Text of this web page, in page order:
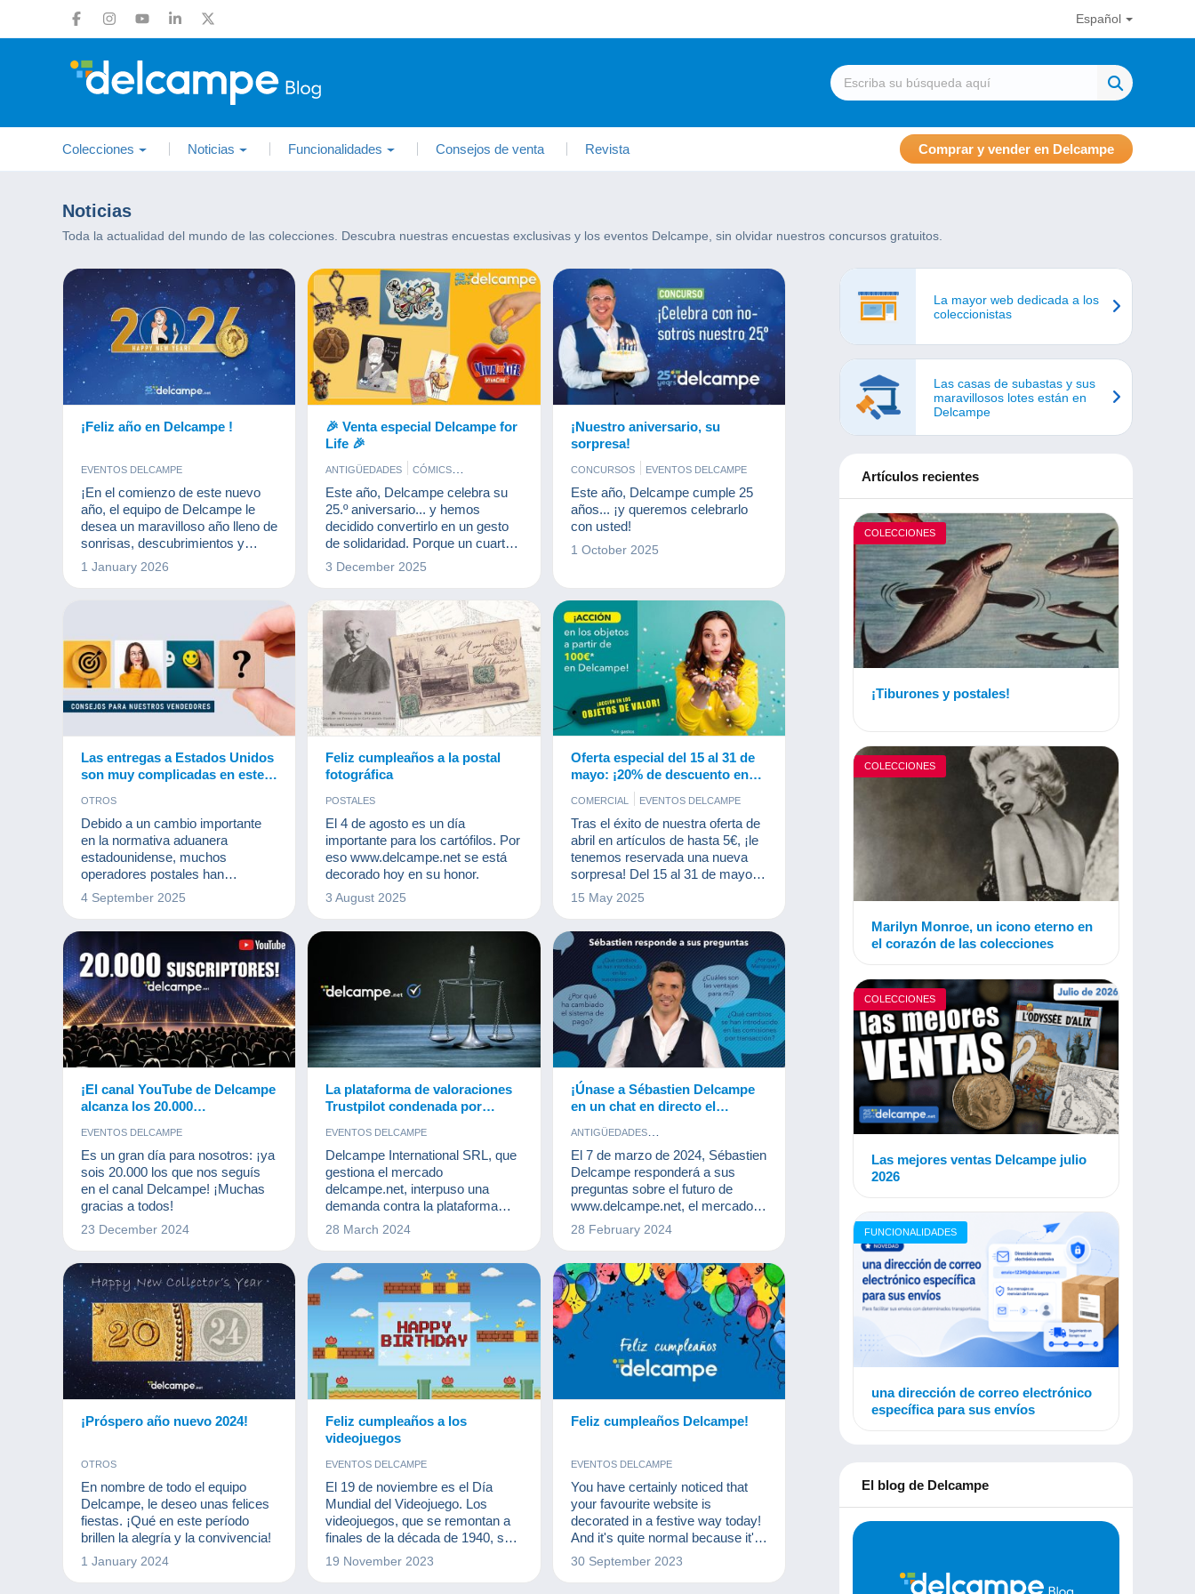
Español
Colecciones Noticias Funcionalidades Consejos de venta Revista Comprar y vender en Delcampe
Noticias
Toda la actualidad del mundo de las colecciones. Descubra nuestras encuestas exclusivas y los eventos Delcampe, sin olvidar nuestros concursos gratuitos.
¡Feliz año en Delcampe !
EVENTOS DELCAMPE
¡En el comienzo de este nuevo
año, el equipo de Delcampe le
desea un maravilloso año lleno de
sonrisas, descubrimientos y
colecciones!
1 January 2026
🎉 Venta especial Delcampe for
Life 🎉
ANTIGÜEDADES
CÓMICS
DOCUMENTOS ANTIGUOS
EVENTOS DELCAMPE
MONEDAS & BILLETES
POSTALES
PUBLICIDAD
SELLOS
Este año, Delcampe celebra su
25.º aniversario... y hemos
decidido convertirlo en un gesto
de solidaridad. Porque un cuarto
de siglo de aventura juntos
3 December 2025
¡Nuestro aniversario, su
sorpresa!
CONCURSOS EVENTOS DELCAMPE
Este año, Delcampe cumple 25
años... ¡y queremos celebrarlo
con usted!
1 October 2025
Las entregas a Estados Unidos
son muy complicadas en este
OTROS
Debido a un cambio importante
en la normativa aduanera
estadounidense, muchos
operadores postales han
suspendido o restringido
temporalmente los envíos de
4 September 2025
Feliz cumpleaños a la postal
fotográfica
POSTALES
El 4 de agosto es un día
importante para los cartófilos. Por
eso www.delcampe.net se está
decorado hoy en su honor.
3 August 2025
Oferta especial del 15 al 31 de
mayo: ¡20% de descuento en
los gastos de plataforma para
artículos a partir de 100€!
COMERCIAL EVENTOS DELCAMPE
Tras el éxito de nuestra oferta de
abril en artículos de hasta 5€, ¡le
tenemos reservada una nueva
sorpresa! Del 15 al 31 de mayo,
benefíciese de un 20% de
descuento en los gastos de
artículos a partir de 100€ (gastos
excluidos).
15 May 2025
¡El canal YouTube de Delcampe
alcanza los 20.000
EVENTOS DELCAMPE
Es un gran día para nosotros: ¡ya
sois 20.000 los que nos seguís
en el canal Delcampe! ¡Muchas
gracias a todos!
23 December 2024
La plataforma de valoraciones
Trustpilot condenada por
mercado delcampe.net
EVENTOS DELCAMPE
Delcampe International SRL, que
gestiona el mercado
delcampe.net, interpuso una
demanda contra la plataforma
Trustpilot, conocida por sus
Brabante Valón.
28 March 2024
¡Únase a Sébastien Delcampe
en un chat en directo el
ANTIGÜEDADES
DOCUMENTOS ANTIGUOS
EVENTOS DELCAMPE
FOTOGRAFÍA
MONEDAS & BILLETES
POSTALES
SELLOS
El 7 de marzo de 2024, Sébastien
Delcampe responderá a sus
preguntas sobre el futuro de
www.delcampe.net, el mercado
de los coleccionistas. Le
esperamos a las 15:00 para
28 February 2024
¡Próspero año nuevo 2024!
OTROS
En nombre de todo el equipo
Delcampe, le deseo unas felices
fiestas. ¡Qué en este período
brillen la alegría y la convivencia!
1 January 2024
Feliz cumpleaños a los
videojuegos
EVENTOS DELCAMPE
El 19 de noviembre es el Día
Mundial del Videojuego. Los
videojuegos, que se remontan a
finales de la década de 1940, se
han convertido en parte de la vida
19 November 2023
Feliz cumpleaños Delcampe!
EVENTOS DELCAMPE
You have certainly noticed that
your favourite website is
decorated in a festive way today!
And it's quite normal because it's
its birthday!
30 September 2023
La mayor web dedicada a los
coleccionistas
Las casas de subastas y sus
maravillosos lotes están en
Delcampe
Artículos recientes
COLECCIONES
¡Tiburones y postales!
COLECCIONES
Marilyn Monroe, un icono eterno en
el corazón de las colecciones
COLECCIONES
Las mejores ventas Delcampe julio
2026
FUNCIONALIDADES
una dirección de correo electrónico
específica para sus envíos
El blog de Delcampe